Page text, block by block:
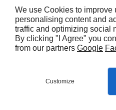
GEL DE
We use Cookies to improve
personalising content and
traffic and optimizing social
By clicking "I Agree" you
from our partners Google
Customize